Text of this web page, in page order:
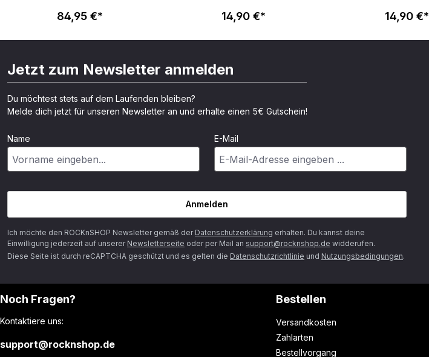
84,95 €* 14,90 €* 14,90 €*
Jetzt zum Newsletter anmelden
Du möchtest stets auf dem Laufenden bleiben?
Melde dich jetzt für unseren Newsletter an und erhalte einen 5€ Gutschein!
Name E-Mail
Anmelden
Ich möchte den ROCKnSHOP Newsletter gemäß der Datenschutzerklärung erhalten. Du kannst deine
Einwilligung jederzeit auf unserer Newsletterseite oder per Mail an support@rocknshop.de widderufen.
Diese Seite ist durch reCAPTCHA geschützt und es gelten die Datenschutzrichtlinie und Nutzungsbedingungen.
Noch Fragen?
Kontaktiere uns:
support@rocknshop.de
Bestellen
Versandkosten
Zahlarten
Bestellvorgang